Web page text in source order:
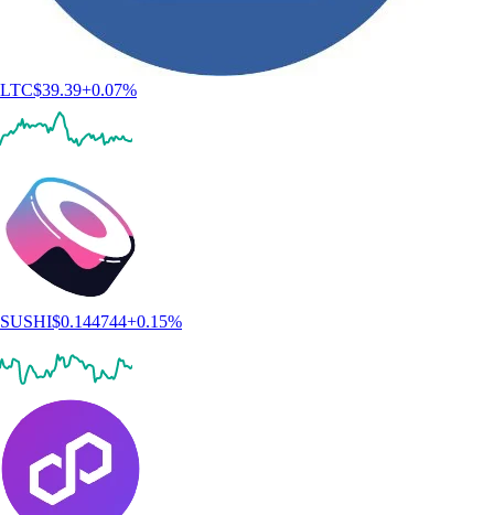
LTC$39.39+0.07%
SUSHI$0.144744+0.15%